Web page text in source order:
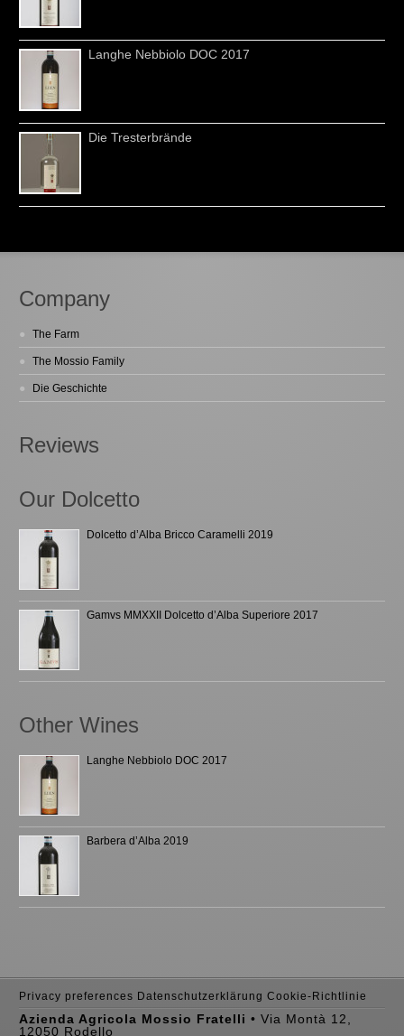
Langhe Nebbiolo DOC 2017
Die Tresterbrände
Company
The Farm
The Mossio Family
Die Geschichte
Reviews
Our Dolcetto
Dolcetto d’Alba Bricco Caramelli 2019
Gamvs MMXXII Dolcetto d’Alba Superiore 2017
Other Wines
Langhe Nebbiolo DOC 2017
Barbera d’Alba 2019
Privacy preferences Datenschutzerklärung Cookie-Richtlinie
Azienda Agricola Mossio Fratelli • Via Montà 12,
12050 Rodello